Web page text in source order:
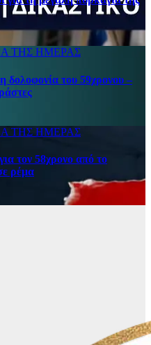
ΤΗΣ ΗΜΕΡΑΣ
δολοφονία του 59χρονου –
ΤΗΣ ΗΜΕΡΑΣ
τον 58χρονο από το
ρέμα